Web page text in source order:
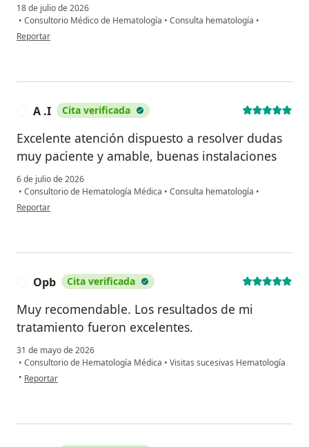
18 de julio de 2026
• Consultorio Médico de Hematología • Consulta hematología •
en opinión del usuario Emilia Duran
Reportar
A .I Cita verificada
Excelente atención dispuesto a resolver dudas
muy paciente y amable, buenas instalaciones
6 de julio de 2026
• Consultorio de Hematología Médica • Consulta hematología •
en opinión del usuario A .I
Reportar
Opb Cita verificada
Muy recomendable. Los resultados de mi
tratamiento fueron excelentes.
31 de mayo de 2026
• Consultorio de Hematología Médica • Visitas sucesivas Hematología
• en opinión del usuario Opb
Reportar